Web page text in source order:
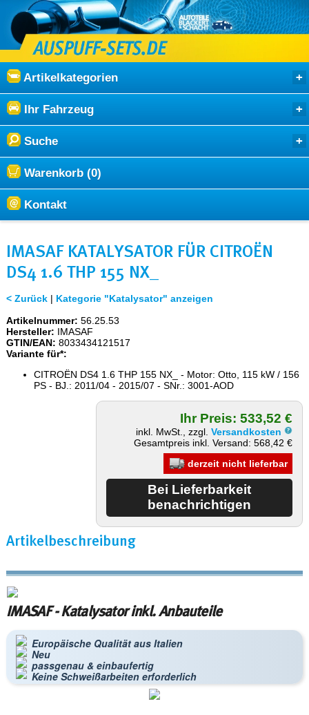
Artikelkategorien
Ihr Fahrzeug
Suche
Warenkorb (0)
Kontakt
IMASAF KATALYSATOR FÜR CITROËN
DS4 1.6 THP 155 NX_
< Zurück| Kategorie "Katalysator" anzeigen
Artikelnummer: 56.25.53
Hersteller: IMASAF
GTIN/EAN: 8033434121517
Variante für*:
CITROËN DS4 1.6 THP 155 NX_ - Motor: Otto, 115 kW / 156
PS - BJ.: 2011/04 - 2015/07 - SNr.: 3001-AOD
Ihr Preis: 533,52 €
inkl. MwSt., zzgl.Versandkosten
Gesamtpreis inkl. Versand: 568,42 €
derzeit nicht lieferbar
Artikelbeschreibung
IMASAF - Katalysator inkl. Anbauteile
Europäische Qualität aus Italien
Neu
passgenau & einbaufertig
Keine Schweißarbeiten erforderlich